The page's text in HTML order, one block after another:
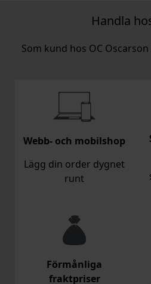
Handla
Som kund hos OC
Webb- och mobilshop
Lägg din order dygnet
runt
Förmånliga
fraktpriser